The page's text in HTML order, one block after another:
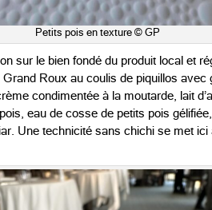
Petits pois en texture © GP
sur le bien fondé du produit local et
Roux au coulis de piquillos avec
condimentée à la moutarde, lait
eau de cosse de petits pois
Une technicité sans chichi se met ici